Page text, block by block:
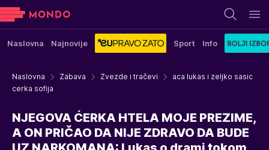
Naslovna Najnovije Sport Info
Naslovna Zabava Zvezde i tračevi
aca lukas i zeljko sasic
cerka sofija
NJEGOVA ĆERKA HTELA MOJE PREZIME,
A ON PRIČAO DA NIJE ZDRAVO DA BUDE